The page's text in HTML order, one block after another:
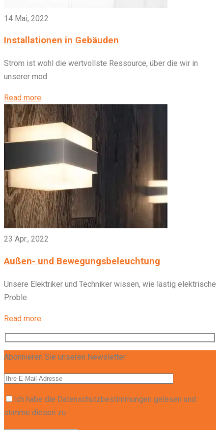
14 Mai, 2022
Installationen in Gebäuden
Strom ist wohl die wertvollste Ressource, über die wir in
unserer mod
Read more
23 Apr., 2022
Außen- und Bewegungsbeleuchtung
Unsere Elektriker und Techniker wissen, wie lästig elektrische
Proble
Read more
Abonnieren Sie unseren Newsletter
Ich habe die Datenschutzbestimmungen gelesen und
stimme diesen zu.